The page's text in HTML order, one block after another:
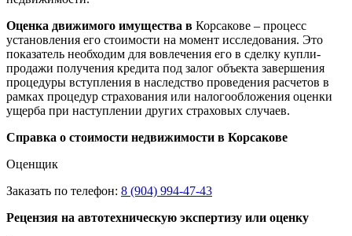
Оценка движимого имущества в Корсакове – процесс
установления его стоимости на момент исследования. Это
показатель необходим для вовлечения его в сделку купли-
продажи получения кредита под залог объекта завершения
процедуры вступления в наследство проведения расчетов в
рамках процедур страхования или налогообложения оценки
ущерба при наступлении других страховых случаев.
Справка о стоимости недвижимости в Корсакове
Оценщик
Заказать по телефон: 8 (904) 994-47-43
Рецензия на автотехническую экспертизу или оценку